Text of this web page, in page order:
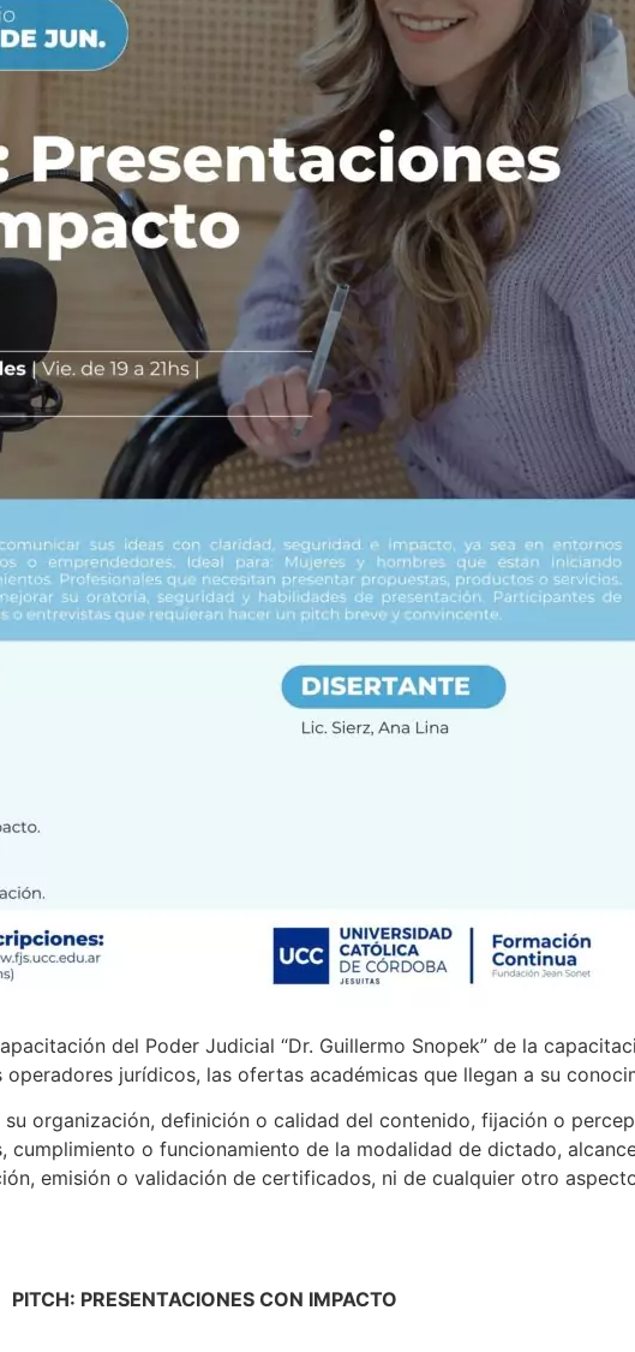
del Poder Judicial “Dr. Guillermo Snopek” de la
jurídicos, las ofertas académicas que llegan a su
organización, definición o calidad del contenido, fijación o
cumplimiento o funcionamiento de la modalidad de dictado,
emisión o validación de certificados, ni de cualquier otro
PITCH: PRESENTACIONES CON IMPACTO